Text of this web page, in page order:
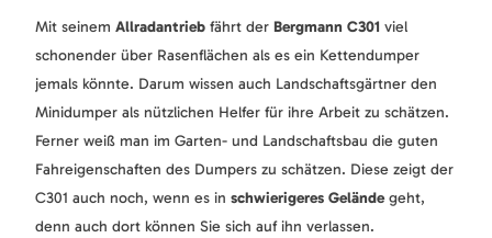
Mit seinem Allradantrieb fährt der Bergmann C301 viel
schonender über Rasenflächen als es ein Kettendumper
jemals könnte. Darum wissen auch Landschaftsgärtner den
Minidumper als nützlichen Helfer für ihre Arbeit zu schätzen.
Ferner weiß man im Garten- und Landschaftsbau die guten
Fahreigenschaften des Dumpers zu schätzen. Diese zeigt der
C301 auch noch, wenn es in schwierigeres Geländegeht,
denn auch dort können Sie sich auf ihn verlassen.